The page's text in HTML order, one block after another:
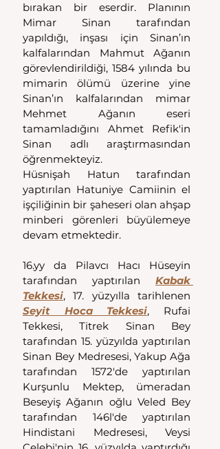
bırakan bir eserdir. Planının
Mimar Sinan tarafından
yapıldığı, inşası için Sinan’ın
kalfalarından Mahmut Ağanın
görevlendirildiği, 1584 yılında bu
mimarin ölümü üzerine yine
Sinan’ın kalfalarından mimar
Mehmet Ağanın eseri
tamamladığını Ahmet Refik'in
Sinan adlı araştırmasından
öğrenmekteyiz.
Hüsnişah Hatun tarafından
yaptırılan Hatuniye Camiinin el
işçiliğinin bir şaheseri olan ahşap
minberi görenleri büyülemeye
devam etmektedir.
16.yy da Pilavcı Hacı Hüseyin
tarafından yaptırılan Kabak
Tekkesi
Seyit Hoca Tekkesi, Rufai
Tekkesi, Titrek Sinan Bey
tarafından 15. yüzyılda yaptırılan
Sinan Bey Medresesi, Yakup Ağa
tarafından 1572'de yaptırılan
Kurşunlu Mektep, ümeradan
Beseyiş Ağanın oğlu Veled Bey
tarafından 146l'de yaptırılan
Hindistani Medresesi, Veysi